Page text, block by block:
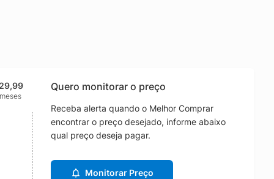
Quero monitorar o preço
Receba alerta quando o Melhor Comprar
encontrar o preço desejado, informe abaixo
qual preço deseja pagar.
Monitorar Preço